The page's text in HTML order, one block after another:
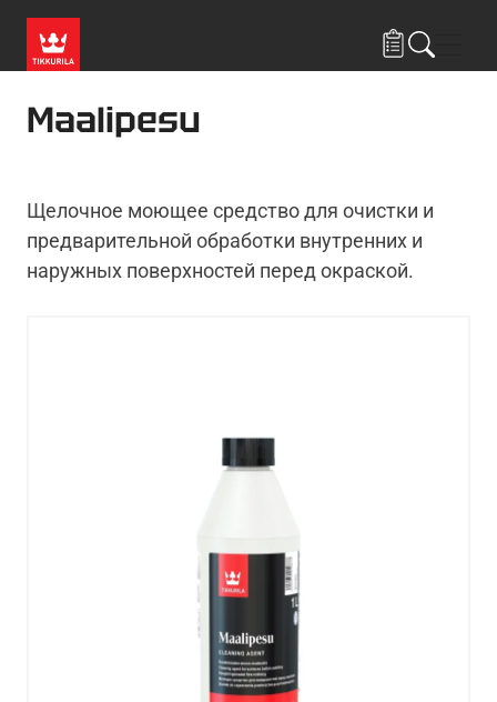
Maalipesu
Щелочное моющее средство для очистки и
предварительной обработки внутренних и
наружных поверхностей перед окраской.